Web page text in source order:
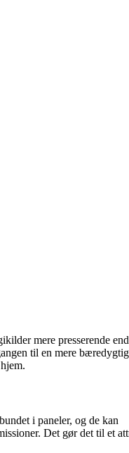
mere presserende end
til en mere bæredygtig
i paneler, og de kan
Det gør det til et